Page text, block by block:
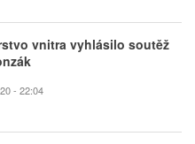
vnitra vyhlásilo soutěž
- 22:04